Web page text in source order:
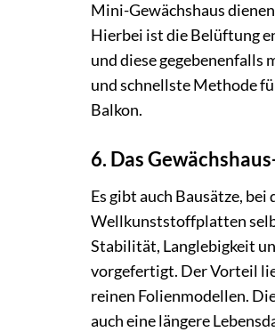
Mini-Gewächshaus
Hierbei ist die Belüftung
und diese gegebenenfalls
und schnellste Methode
Balkon.
6. Das
Es gibt auch Bausätze,
Wellkunststoffplatten
Stabilität, Langlebigkeit
vorgefertigt. Der Vorteil
reinen Folienmodellen.
auch eine längere